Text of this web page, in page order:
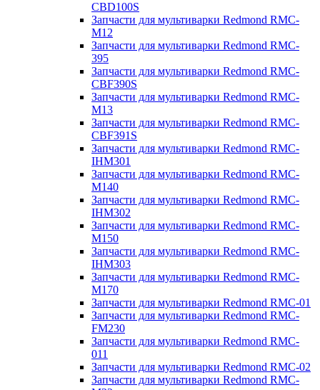
CBD100S
Запчасти для мультиварки Redmond RMC-
M12
Запчасти для мультиварки Redmond RMC-
395
Запчасти для мультиварки Redmond RMC-
CBF390S
Запчасти для мультиварки Redmond RMC-
M13
Запчасти для мультиварки Redmond RMC-
CBF391S
Запчасти для мультиварки Redmond RMC-
IHM301
Запчасти для мультиварки Redmond RMC-
M140
Запчасти для мультиварки Redmond RMC-
IHM302
Запчасти для мультиварки Redmond RMC-
M150
Запчасти для мультиварки Redmond RMC-
IHM303
Запчасти для мультиварки Redmond RMC-
M170
Запчасти для мультиварки Redmond RMC-01
Запчасти для мультиварки Redmond RMC-
FM230
Запчасти для мультиварки Redmond RMC-
011
Запчасти для мультиварки Redmond RMC-02
Запчасти для мультиварки Redmond RMC-